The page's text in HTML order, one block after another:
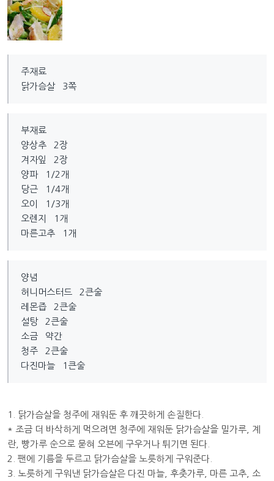
주재료
닭가슴살 3쪽
부재료
양상추 2장
겨자잎 2장
양파 1/2개
당근 1/4개
오이 1/3개
오렌지 1개
마른고추 1개
양념
허니머스터드 2큰술
레몬즙 2큰술
설탕 2큰술
소금 약간
청주 2큰술
다진마늘 1큰술
1. 닭가슴살을 청주에 재워둔 후 깨끗하게 손질한다.
* 조금 더 바삭하게 먹으려면 청주에 재워둔 닭가슴살을 밀가루, 계
란, 빵가루 순으로 묻혀 오븐에 구우거나 튀기면 된다.
2. 팬에 기름을 두르고 닭가슴살을 노릇하게 구워준다.
3. 노릇하게 구워낸 닭가슴살은 다진 마늘, 후춧가루, 마른 고추, 소